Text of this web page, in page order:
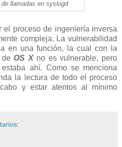
llamadas en syslogd
proceso de ingeniería inversa
compleja. La vulnerabilidad
en una función, la cual con la
deOS Xno es vulnerable, pero
ahí. Como se menciona
la lectura de todo el proceso
y estar atentos al mínimo